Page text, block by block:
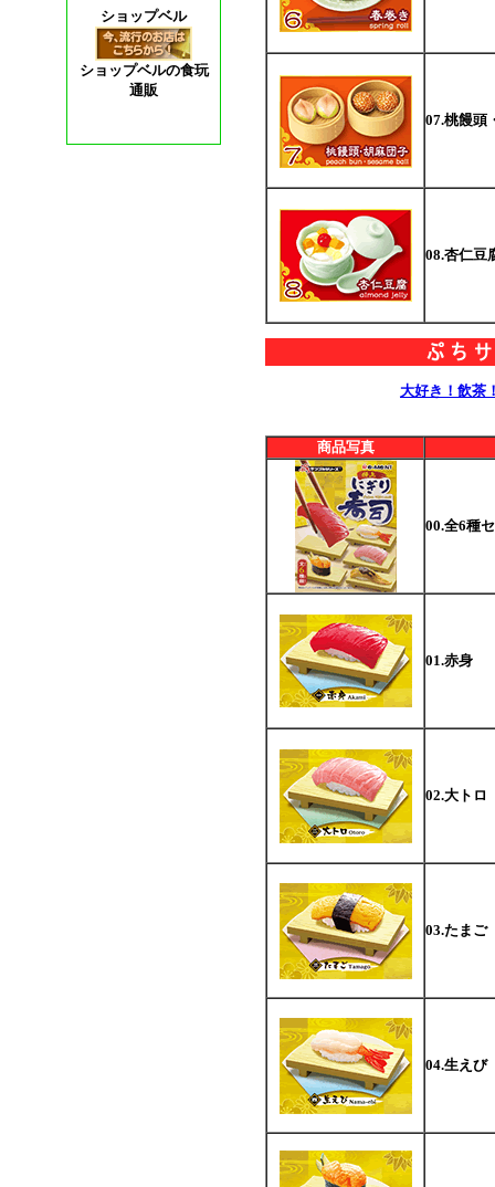
ショップベル
ショップベルの食玩
通販
07.桃饅頭
08.杏仁豆
大好き！飲茶
商品写真
00.全6種
01.赤身
02.大トロ
03.たまご
04.生えび